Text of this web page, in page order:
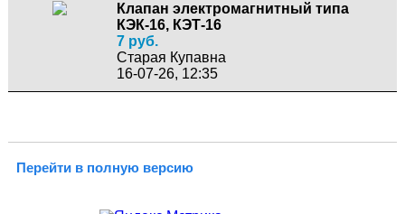
Клапан электромагнитный типа
КЭК-16, КЭТ-16
7 руб.
Старая Купавна
16-07-26, 12:35
Перейти в полную версию